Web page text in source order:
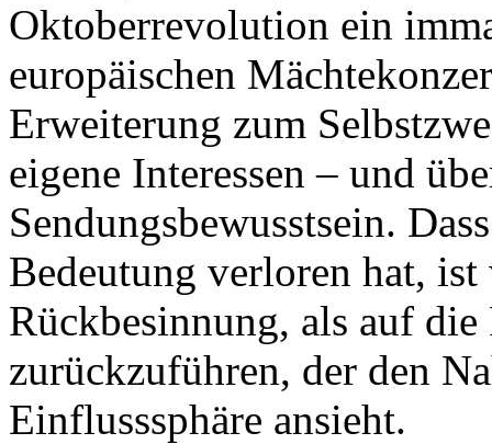
Oktoberrevolution ein
europäischen
Erweiterung zum
eigene Interessen – und
Sendungsbewusstsein.
Bedeutung verloren hat,
Rückbesinnung, als auf
zurückzuführen, der den
Einflusssphäre ansieht.